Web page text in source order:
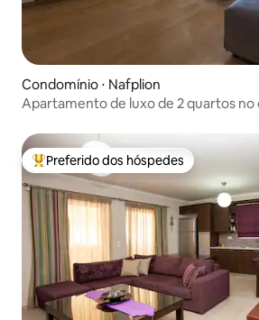
Condomínio ⋅ Nafplion
Apartamento de luxo de 2 quartos no
Entre os melhores preferidos dos
Preferido dos hóspedes